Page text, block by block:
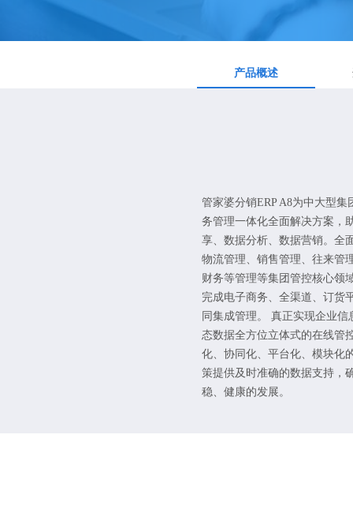
产品概述
管家婆分销ERP A8为中大型
务管理一体化全面解决方案，
享、数据分析、数据营销。全
物流管理、销售管理、往来管
财务等管理等集团管控核心领
完成电子商务、全渠道、订货
同集成管理。 真正实现企业
态数据全方位立体式的在线管
化、协同化、平台化、模块化
策提供及时准确的数据支持，
稳、健康的发展。